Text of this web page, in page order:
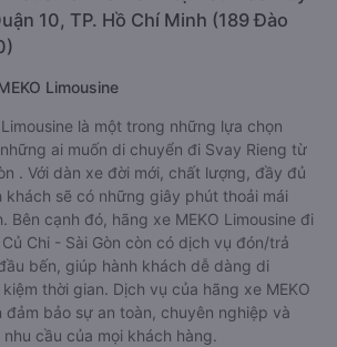
10, TP. Hồ Chí Minh (189 Đào
Limousine
là một trong những lựa chọn
ai muốn di chuyển đi Svay Rieng từ
. Với dàn xe đời mới, chất lượng, đầy đủ
khách sẽ có những giây phút thoải mái
Bên cạnh đó, hãng xe MEKO Limousine đi
Chi - Sài Gòn còn có dịch vụ đón/trả
bến, giúp hành khách dễ dàng di
thời gian. Dịch vụ của hãng xe MEKO
đảm bảo sự an toàn, chuyên nghiệp và
cầu của mọi khách hàng.